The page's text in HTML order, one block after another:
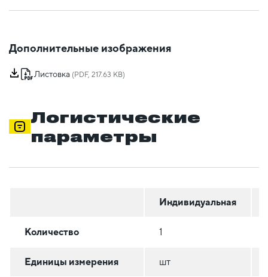
Дополнительные изображения
Листовка (PDF, 217.63 KB)
Логистические
параметры
Индивидуальная
Количество 1
Единицы измерения шт